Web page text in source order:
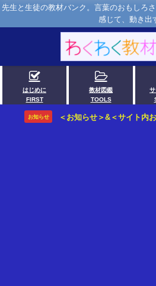
先生と生徒の教材バンク。言葉のおもしろ
感じて、動き出
はじめに
FIRST
教材図鑑
TOOLS
お知らせ ＜お知らせ＞&＜サイト内